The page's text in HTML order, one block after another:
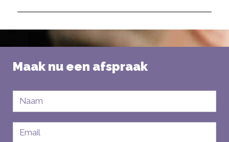
Maak nu een afspraak
mailadres